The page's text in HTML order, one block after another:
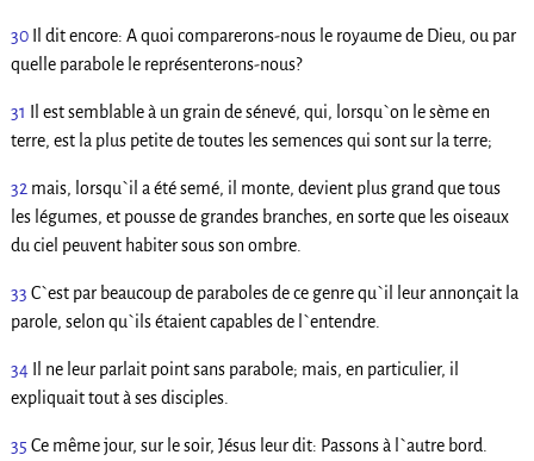
30
Il dit encore: A quoi comparerons-nous le royaume de Dieu, ou par
quelle parabole le représenterons-nous?
31
Il est semblable à un grain de sénevé, qui, lorsqu`on le sème en
terre, est la plus petite de toutes les semences qui sont sur la terre;
32 mais, lorsqu`il a été semé, il monte, devient plus grand que tous
les légumes, et pousse de grandes branches, en sorte que les oiseaux
du ciel peuvent habiter sous son ombre.
33 C`est par beaucoup de paraboles de ce genre qu`il leur annonçait la
parole, selon qu`ils étaient capables de l`entendre.
34
Il ne leur parlait point sans parabole; mais, en particulier, il
expliquait tout à ses disciples.
35 Ce même jour, sur le soir, Jésus leur dit: Passons à l`autre bord.